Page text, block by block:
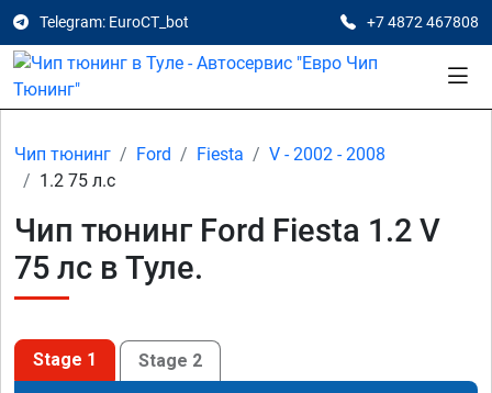
Telegram: EuroCT_bot +7 4872 467808
Чип тюнинг Ford Fiesta
V - 2002 - 2008
1.2 75 л.с
Чип тюнинг Ford Fiesta 1.2 V
75 лс в Туле.
Stage 1 Stage 2